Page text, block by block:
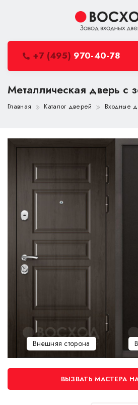
+7 (495) 970-40-78
Металлическая дверь с
Главная Каталог дверей Входные
Внешняя сторона
ВЫЗВАТЬ МАСТЕРА